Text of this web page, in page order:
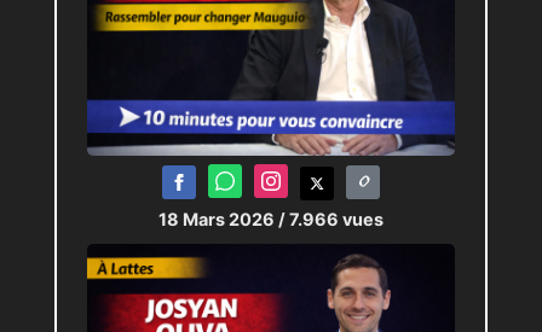
18 Mars 2026 / 7.966 vues